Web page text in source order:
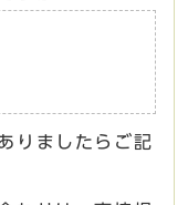
りましたらご記